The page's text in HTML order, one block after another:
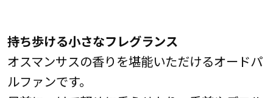
持ち歩ける小さなフレグランス
オスマンサスの香りを堪能いただけるオードパ
ルファンです。